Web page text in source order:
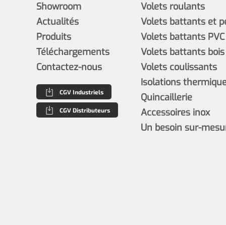
Volets roulants
Volets battants et
Volets battants
Volets battants bois
Volets coulissants
Isolations
Quincaillerie
Accessoires inox
Un besoin sur-
Showroom
Actualités
Produits
Téléchargements
Contactez-nous
CGV Industriels
CGV Distributeurs